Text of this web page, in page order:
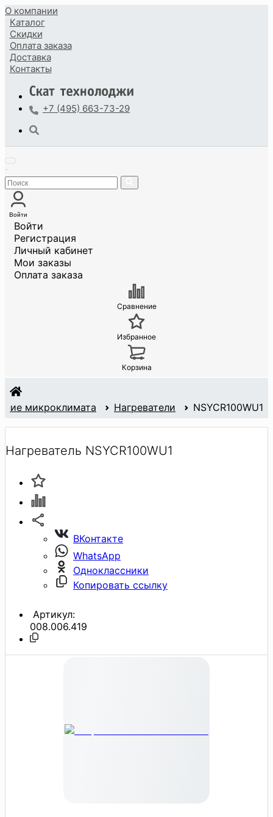
О компании
Каталог
Скидки
Оплата заказа
Доставка
Контакты
+7 (495) 663-73-29
Войти
Войти
Регистрация
Личный кабинет
Мои заказы
Оплата заказа
Сравнение
Избранное
Корзина
микроклимата Нагреватели NSYCR100WU1
Нагреватель NSYCR100WU1
ВКонтакте
WhatsApp
Одноклассники
Копировать ссылку
Артикул:
008.006.419